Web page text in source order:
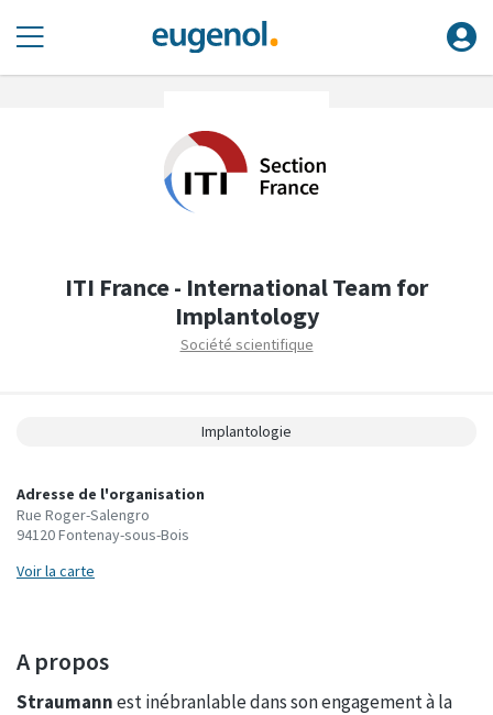
ITI France - International Team for
Implantology
Société scientifique
A propos
Straumannest inébranlable dans son engagement à la
Implantologie
Adresse de l'organisation
Rue Roger-Salengro
94120 Fontenay-sous-Bois
Voir la carte